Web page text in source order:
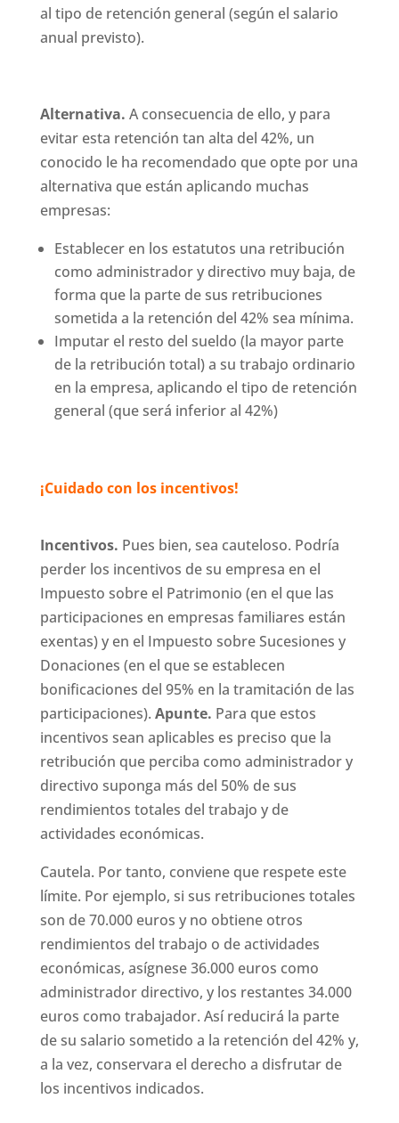
al tipo de retención general (según el salario
anual previsto).
Alternativa. A consecuencia de ello, y para
evitar esta retención tan alta del 42%, un
conocido le ha recomendado que opte por una
alternativa que están aplicando muchas
empresas:
Establecer en los estatutos una retribución
como administrador y directivo muy baja, de
forma que la parte de sus retribuciones
sometida a la retención del 42% sea mínima.
Imputar el resto del sueldo (la mayor parte
de la retribución total) a su trabajo ordinario
en la empresa, aplicando el tipo de retención
general (que será inferior al 42%)
¡Cuidado con los incentivos!
Incentivos. Pues bien, sea cauteloso. Podría
perder los incentivos de su empresa en el
Impuesto sobre el Patrimonio (en el que las
participaciones en empresas familiares están
exentas) y en el Impuesto sobre Sucesiones y
Donaciones (en el que se establecen
bonificaciones del 95% en la tramitación de las
participaciones). Apunte. Para que estos
incentivos sean aplicables es preciso que la
retribución que perciba como administrador y
directivo suponga más del 50% de sus
rendimientos totales del trabajo y de
actividades económicas.
Cautela. Por tanto, conviene que respete este
límite. Por ejemplo, si sus retribuciones totales
son de 70.000 euros y no obtiene otros
rendimientos del trabajo o de actividades
económicas, asígnese 36.000 euros como
administrador directivo, y los restantes 34.000
euros como trabajador. Así reducirá la parte
de su salario sometido a la retención del 42% y,
a la vez, conservara el derecho a disfrutar de
los incentivos indicados.